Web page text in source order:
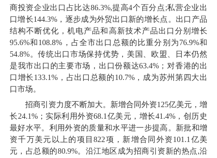
商投资企业出口占比达86.3%,提高4个百分点;私营企业出
口增长144.3%，逐步成为外贸出口新的增长点。出口产品
结构不断优化，机电产品和高新技术产品出口分别增长
95.6%和108.8%，占全市出口总额的比重分别为76.9%和
54.8%。传统出口市场保持优势，美国、欧盟、日本仍然
是我市出口的主要市场，出口份额达63.4%；对香港的出
口增长133.1%，占出口总额的10.7%，成为苏州第四大出
口市场。
招商引资力度不断加大。新增合同外资125亿美元，增
长24.1%；实际利用外资68.1亿美元，增长41.4%，创历史
最好水平。利用外资的质量和水平进一步提高。新批和增
资千万美元以上的项目822项，新增合同外资101.1亿美
元，占总额的80.9%。沿江地区成为招商引资新的热点,沿